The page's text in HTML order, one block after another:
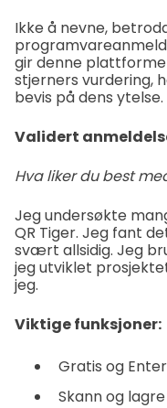
Ikke å nevne,
gir denne
stjerners vurdering,
bevis på dens ytelse.
Validert
Hva liker du best med
Jeg undersøkte
QR Tiger. Jeg fant
svært allsidig. Jeg
jeg utviklet
jeg.
Viktige funksjoner:
Gratis og
Skann og